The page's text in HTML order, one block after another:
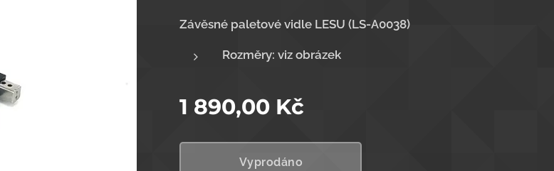
Závěsné paletové vidle LESU (LS-A0038)
Rozměry: viz obrázek
1 890,00 Kč
Vyprodáno